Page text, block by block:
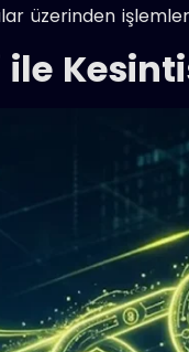
üzerinden